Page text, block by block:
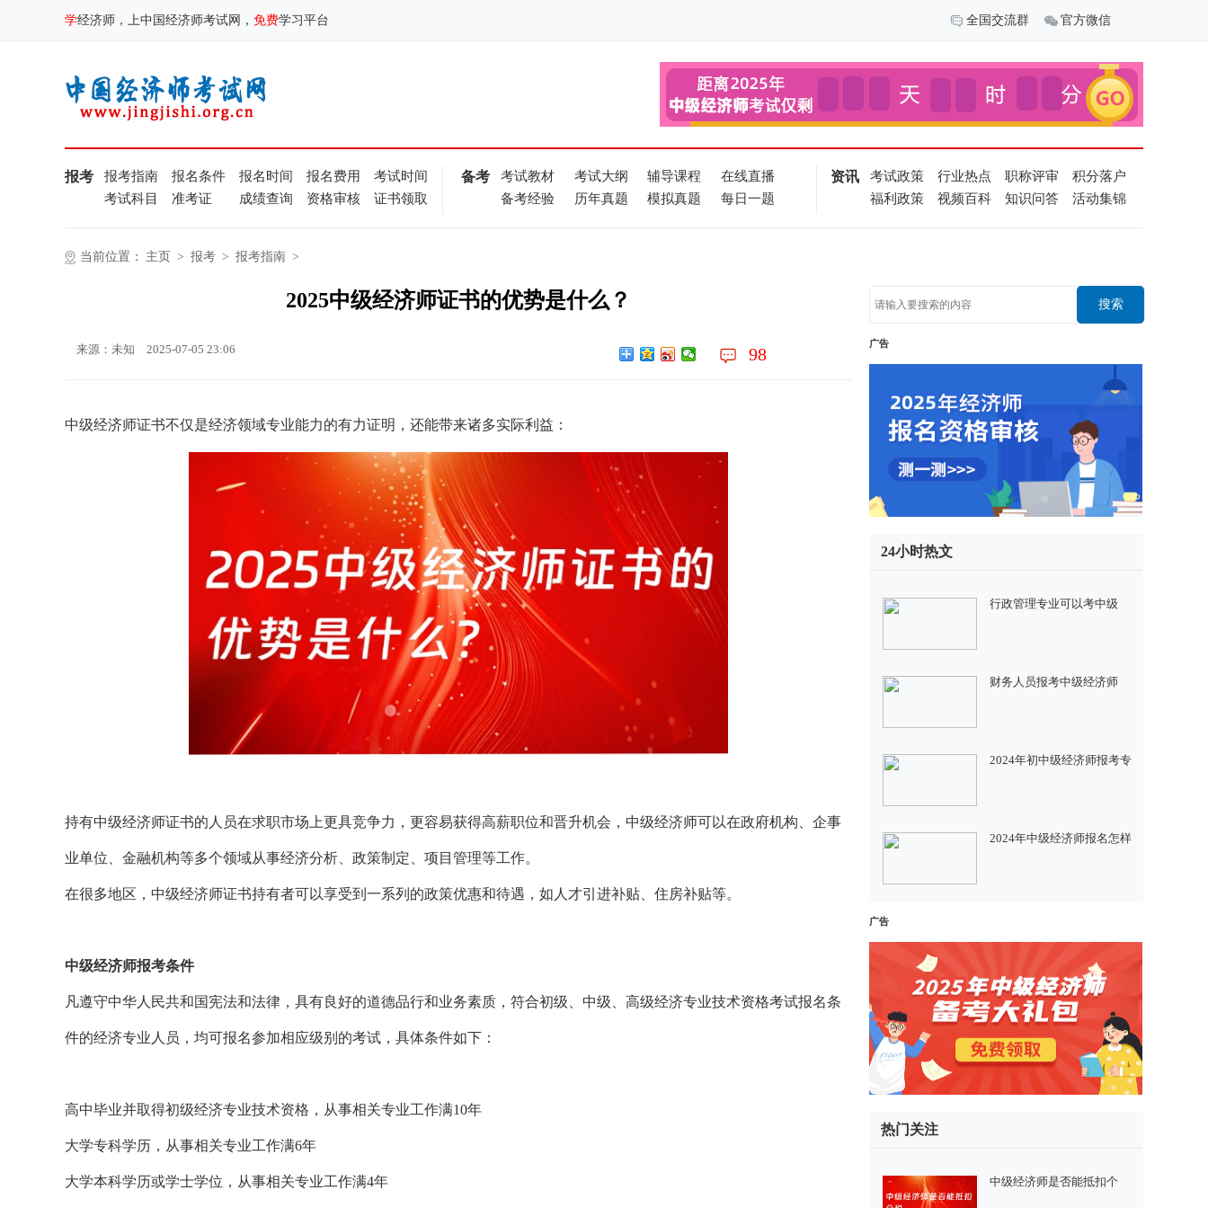
学经济师，上中国经济师考试网， 免费学习平台 全国交流群 官方微信
报考 报考指南 报名条件 报名时间 报名费用
考试时间
考试科目
准考证 成绩查询 资格审核 证书领取
备考 考试教材 考试大纲 辅导课程
在线直播
备考经验
历年真题 模拟真题 每日一题
资讯 考试政策 行业热点 职称评审
积分落户
福利政策
视频百科 知识问答 活动集锦
当前位置： 主页 > 报考 > 报考指南 >
2025中级经济师证书的优势是什么？
来源：未知 2025-07-05 23:06 98
中级经济师证书不仅是经济领域专业能力的有力证明，还能带来诸多实际利益：
持有中级经济师证书的人员在求职市场上更具竞争力，更容易获得高薪职位和晋升机会，中级经济师可以在政府机构、企事
业单位、金融机构等多个领域从事经济分析、政策制定、项目管理等工作。
在很多地区，中级经济师证书持有者可以享受到一系列的政策优惠和待遇，如人才引进补贴、住房补贴等。
中级经济师报考条件
凡遵守中华人民共和国宪法和法律，具有良好的道德品行和业务素质，符合初级、中级、高级经济专业技术资格考试报名条
件的经济专业人员，均可报名参加相应级别的考试，具体条件如下：
高中毕业并取得初级经济专业技术资格，从事相关专业工作满10年
大学专科学历，从事相关专业工作满6年
大学本科学历或学士学位，从事相关专业工作满4年
搜索
广告
24小时热文
行政管理专业可以考中级
财务人员报考中级经济师
2024年初中级经济师报考专
2024年中级经济师报名怎样
广告
热门关注
中级经济师是否能抵扣个